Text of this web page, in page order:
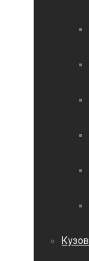
Кузов